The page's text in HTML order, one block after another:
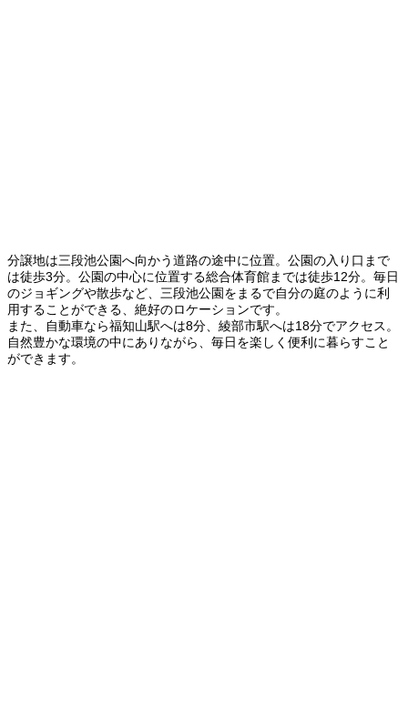
分譲地は三段池公園へ向かう道路の途中に位置。公園の入り口まで
は徒歩3分。公園の中心に位置する総合体育館までは徒歩12分。毎日
のジョギングや散歩など、三段池公園をまるで自分の庭のように利
用することができる、絶好のロケーションです。
また、自動車なら福知山駅へは8分、綾部市駅へは18分でアクセス。
自然豊かな環境の中にありながら、毎日を楽しく便利に暮らすこと
ができます。